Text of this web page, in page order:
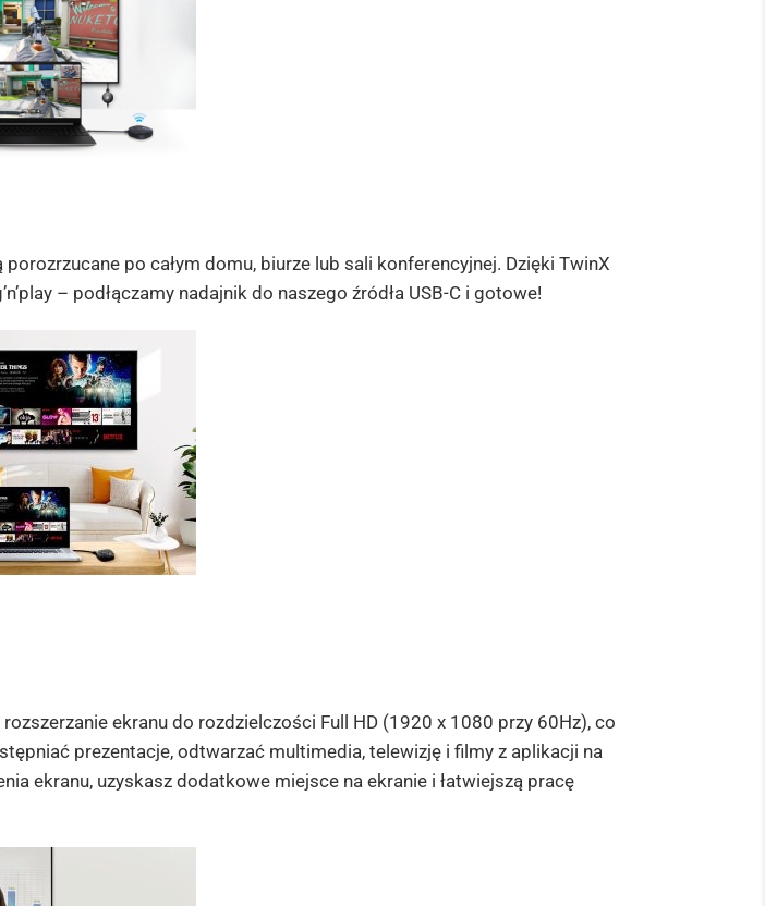
po całym domu, biurze lub sali konferencyjnej. Dzięki TwinX
– podłączamy nadajnik do naszego źródła USB-C i gotowe!
ekranu do rozdzielczości Full HD (1920 x 1080 przy 60Hz), co
prezentacje, odtwarzać multimedia, telewizję i filmy z aplikacji na
ekranu, uzyskasz dodatkowe miejsce na ekranie i łatwiejszą pracę